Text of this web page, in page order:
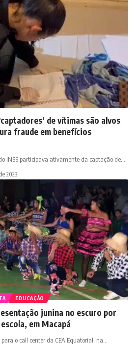
de vítimas são alvos
fraude em benefícios
INSS participava ativamente da captação de…
2023
EDUCAÇÃO
junina no escuro por
em Macapá
o call center da CEA Equatorial, na…